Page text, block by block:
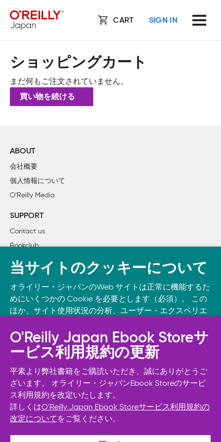
CART SIGN IN
ショッピングカート
まだ何もご注文されていません。
買い物を続ける
ABOUT
会社概要
個人情報について
O’Reilly Media
SUPPORT
Contact us
Bookclub
書籍注文
Take O’Reilly with you and learn anywhere, anytime on your
phone
and tablet.
© 2026, O’Reilly Japan, Inc. oreilly.co.jpに掲載されているすべて
当サイトのクッキーについて
オライリー・ジャパンのWeb サイトは正常に機能するた
めにいくつかの Cookie を必要とします（必須）。 この
ほか、サイト使用状況の分析、ユーザー・エクスペリエ
その他の Cookie を使用することがあります。 詳細につ
いては Cookie設定をご確認ください。
また、オライリー・ジャパンのプライバシーポリシーに
ついては 個人情報保護方針をご確認ください。
Cookie設定
必須Cookie以外を拒否する
O'Reilly Japan Ebook Storeサ
ービス利用規約の更新
平素より弊社書籍をご購読いただき、誠にありがとうご
ざいます。 オライリー・ジャパンEbook Storeのサービ
ス利用規約を改定いたします。
詳しくはO'Reilly Japan Ebook Storeサービス利用規約の
改定について をご覧ください。